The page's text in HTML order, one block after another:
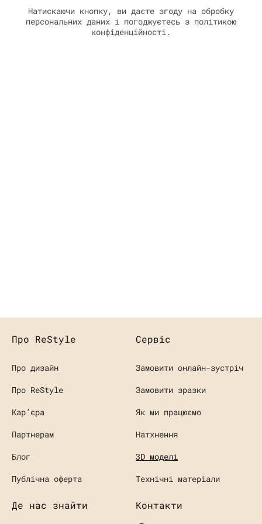
Натискаючи кнопку, ви даєте згоду на обробку
персональних даних і погоджуєтесь з політикою
конфіденційності.
Про ReStyle
Про дизайн
Про ReStyle
Кaр’єра
Партнерам
Блог
Публічна оферта
Сервіс
Замовити онлайн-зустріч
Замовити зразки
Як ми працюємо
Натхнення
3D моделі
Технічні матеріали
Де нас знайти Контакти